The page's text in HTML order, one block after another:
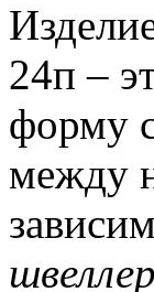
24п –
форму
между
швеллер